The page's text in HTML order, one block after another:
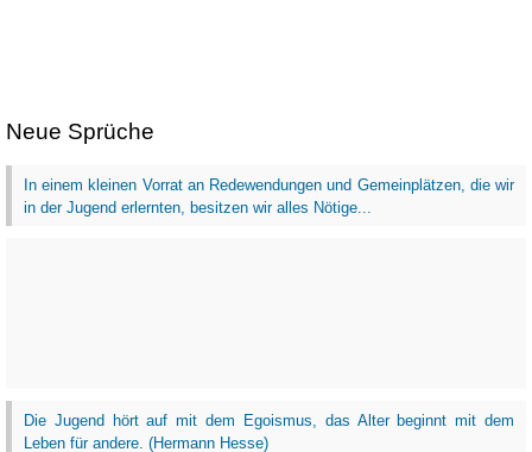
Neue Sprüche
In einem kleinen Vorrat an Redewendungen und Gemeinplätzen, die wir
in der Jugend erlernten, besitzen wir alles Nötige...
Die Jugend hört auf mit dem Egoismus, das Alter beginnt mit dem
Leben für andere. (Hermann Hesse)